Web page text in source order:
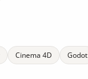
Cinema 4D Godot